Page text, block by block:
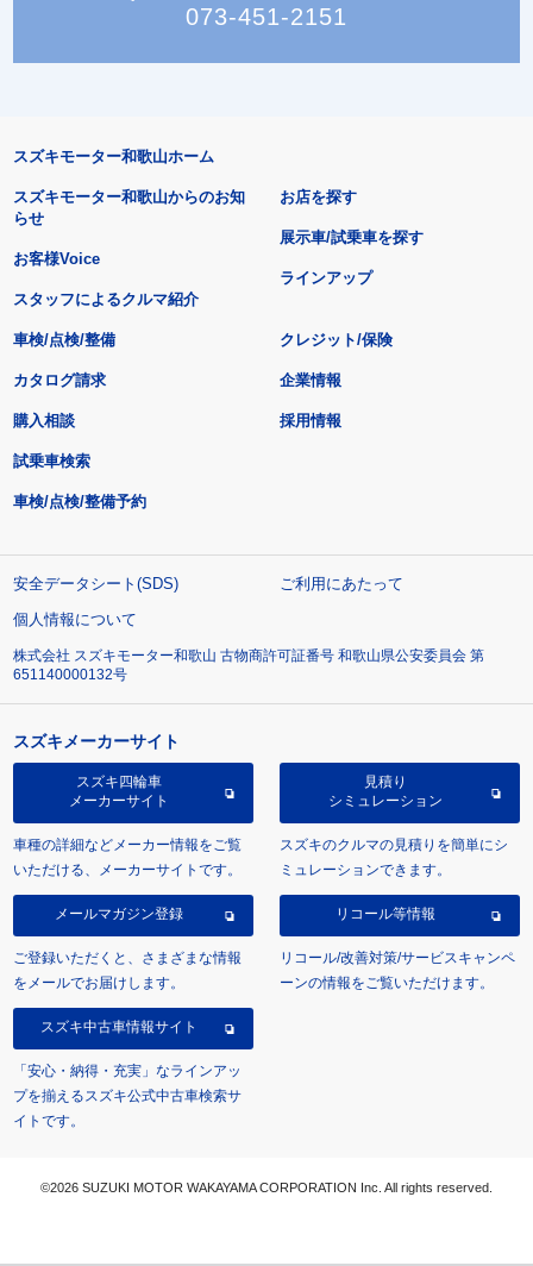
073-451-2151
スズキモーター和歌山ホーム
スズキモーター和歌山からのお知
らせ
お客様Voice
スタッフによるクルマ紹介
お店を探す
展示車/試乗車を探す
ラインアップ
車検/点検/整備 クレジット/保険
カタログ請求
購入相談
試乗車検索
車検/点検/整備予約
企業情報
採用情報
安全データシート(SDS)
ご利用にあたって
個人情報について
株式会社 スズキモーター和歌山 古物商許可証番号 和歌山県公安委員会 第
651140000132号
スズキメーカーサイト
スズキ四輪車
メーカーサイト
車種の詳細などメーカー情報をご覧
いただける、メーカーサイトです。
見積り
シミュレーション
スズキのクルマの見積りを簡単にシ
ミュレーションできます。
メールマガジン登録
ご登録いただくと、さまざまな情報
をメールでお届けします。
リコール等情報
リコール/改善対策/サービスキャンペ
ーンの情報をご覧いただけます。
スズキ中古車情報サイト
「安心・納得・充実」なラインアッ
プを揃えるスズキ公式中古車検索サ
イトです。
©2026 SUZUKI MOTOR WAKAYAMA CORPORATION Inc. All rights reserved.